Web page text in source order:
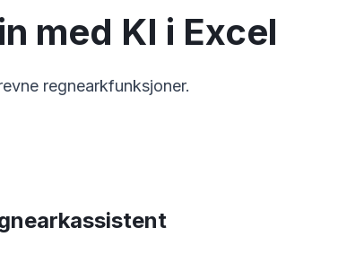
med KI i Excel
regnearkfunksjoner.